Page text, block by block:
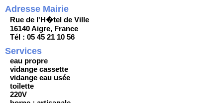
Adresse Mairie
Rue de l'H�tel de Ville
16140 Aigre, France
Tél : 05 45 21 10 56
Services
eau propre
vidange cassette
vidange eau usée
toilette
220V